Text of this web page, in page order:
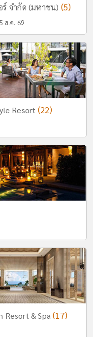
จำกัด (มหาชน) (5)
ส.ค. 69
Resort (22)
Resort & Spa(17)